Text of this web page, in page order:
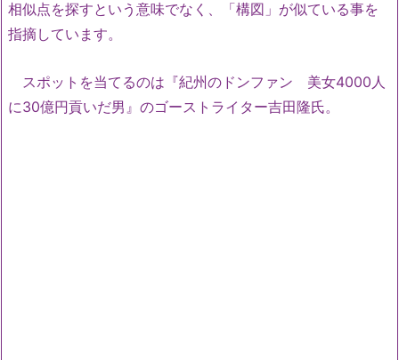
相似点を探すという意味でなく、「構図」が似ている事を
指摘しています。
スポットを当てるのは『紀州のドンファン 美女4000人
に30億円貢いだ男』のゴーストライター吉田隆氏。